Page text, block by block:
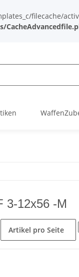
filecache/
3-12x56 -M
Artikel pro Seite